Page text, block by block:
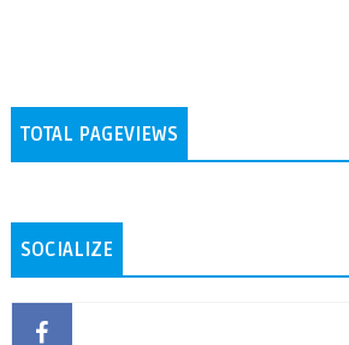
TOTAL PAGEVIEWS
SOCIALIZE